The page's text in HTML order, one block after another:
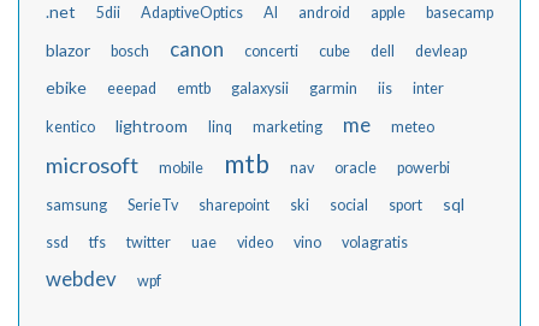
.net 5dii AdaptiveOptics AI android apple basecamp
blazor bosch canon concerti cube dell devleap
ebike eeepad emtb galaxysii garmin iis inter
kentico lightroom linq marketing me meteo
microsoft mobile mtb nav oracle powerbi
samsung SerieTv sharepoint ski social sport sql
ssd tfs twitter uae video vino volagratis
webdev wpf